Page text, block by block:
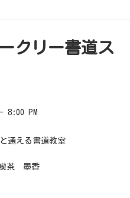
クリー書道ス
8:00 PM
通える書道教室
喫茶 墨香